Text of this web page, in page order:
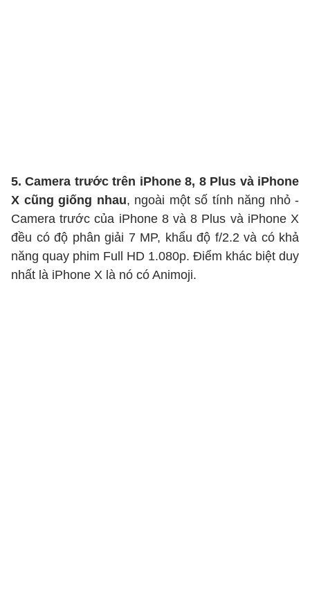
5. Camera trước trên iPhone 8, 8 Plus và iPhone
X cũng giống nhau, ngoài một số tính năng nhỏ -
Camera trước của iPhone 8 và 8 Plus và iPhone X
đều có độ phân giải 7 MP, khẩu độ f/2.2 và có khả
năng quay phim Full HD 1.080p. Điểm khác biệt duy
nhất là iPhone X là nó có Animoji.